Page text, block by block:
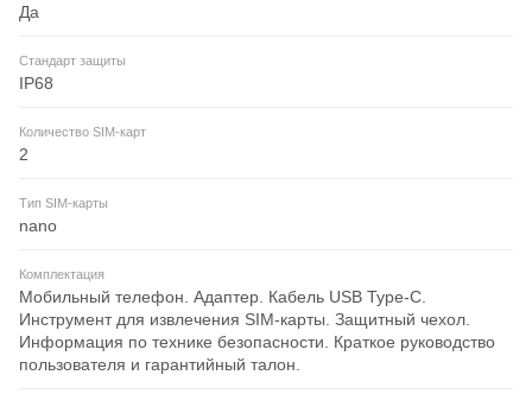
Да
Стандарт защиты
IP68
Количество SIM-карт
2
Тип SIM-карты
nano
Комплектация
Мобильный телефон. Адаптер. Кабель USB Type-C.
Инструмент для извлечения SIM-карты. Защитный чехол.
Информация по технике безопасности. Краткое руководство
пользователя и гарантийный талон.